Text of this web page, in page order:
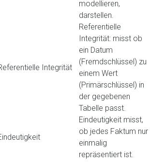
modellieren,
darstellen.
Integrität
Referentielle
Integrität: misst ob
ein Datum
(Fremdschlüssel) zu
einem Wert
(Primärschlüssel) in
der gegebenen
Tabelle passt.
Eindeutigkeit misst,
ob jedes Faktum nur
einmalig
repräsentiert ist.